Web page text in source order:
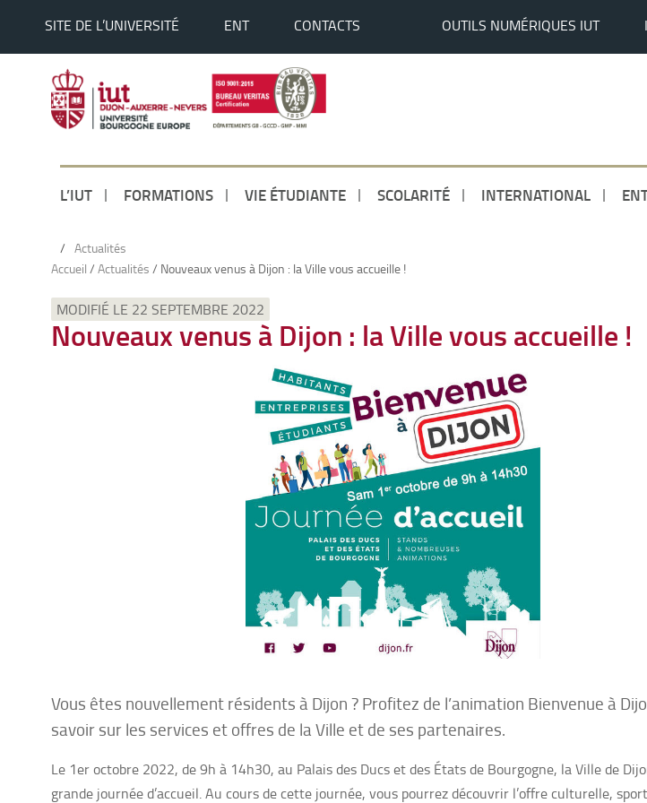
SITE DE L’UNIVERSITÉ ENT CONTACTS OUTILS NUMÉRIQUES IUT
L’IUT FORMATIONS VIE ÉTUDIANTE SCOLARITÉ INTERNATIONAL
/ Actualités
Accueil / Actualités / Nouveaux venus à Dijon : la Ville vous accueille !
MODIFIÉ LE 22 SEPTEMBRE 2022
Nouveaux venus à Dijon : la Ville vous accueille !
Vous êtes nouvellement résidents à Dijon ? Profitez de l’animation Bienvenue à
savoir sur les services et offres de la Ville et de ses partenaires.
Le 1er octobre 2022, de 9h à 14h30, au Palais des Ducs et des États de Bourgogne, la Ville de
grande journée d’accueil. Au cours de cette journée, vous pourrez découvrir l’offre culturelle,